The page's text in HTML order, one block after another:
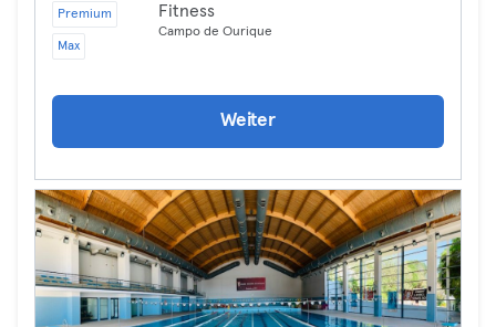
Premium
Max
Fitness
Campo de Ourique
Weiter